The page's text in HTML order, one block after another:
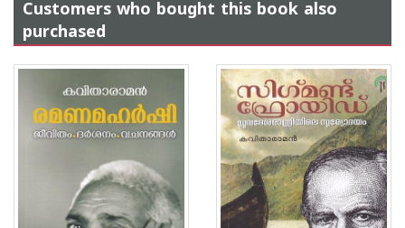
Customers who bought this book also
purchased